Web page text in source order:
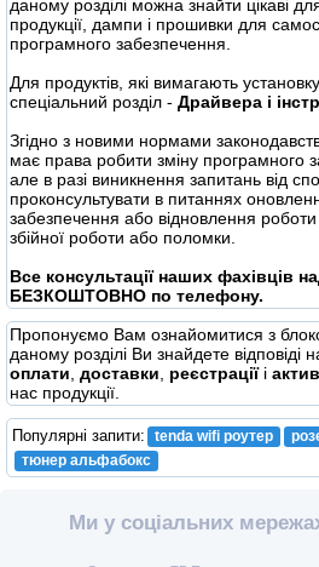
даному розділі можна знайти цікаві
продукції, дампи і прошивки для
програмного забезпечення.
Для продуктів, які вимагають
спеціальний розділ - Драйвера і
Згідно з новими нормами
має права робити зміну програмного
але в разі виникнення запитань від
проконсультувати в питаннях
забезпечення або відновлення роботи
збійної роботи або поломки.
Все консультації наших фахівців
БЕЗКОШТОВНО по телефону.
Пропонуємо Вам ознайомитися з
даному розділі Ви знайдете відповіді
оплати доставки реєстрації і
нас продукції.
Популярні запити: tenda wifi роутер
тюнер альфабокс
Ми у соціальних